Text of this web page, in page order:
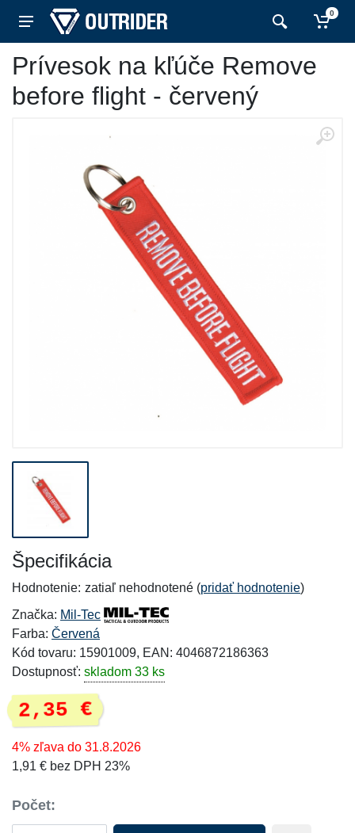
0
Prívesok na kľúče Remove
before flight - červený
Špecifikácia
Hodnotenie: zatiaľ nehodnotené (pridať hodnotenie)
Značka: Mil-Tec
Farba: Červená
Kód tovaru: 15901009, EAN: 4046872186363
Dostupnosť: skladom 33 ks
2,35 €
4% zľava do 31.8.2026
1,91 € bez DPH 23%
Počet: